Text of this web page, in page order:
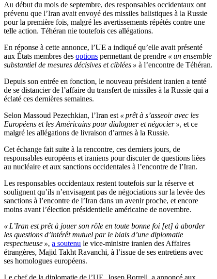
Au début du mois de septembre, des responsables occidentaux ont
prévenu que l’Iran avait envoyé des missiles balistiques à la Russie
pour la première fois, malgré les avertissements répétés contre une
telle action. Téhéran nie toutefois ces allégations.
En réponse à cette annonce, l’UE a indiqué qu’elle avait présenté
aux États membres des options permettant de prendre « un ensemble
substantiel de mesures décisives et ciblées » à l’encontre de Téhéran.
Depuis son entrée en fonction, le nouveau président iranien a tenté
de se distancier de l’affaire du transfert de missiles à la Russie qui a
éclaté ces dernières semaines.
Selon Massoud Pezechkian, l’Iran est « prêt à s’asseoir avec les
Européens et les Américains pour dialoguer et négocier », et ce
malgré les allégations de livraison d’armes à la Russie.
Cet échange fait suite à la rencontre, ces derniers jours, de
responsables européens et iraniens pour discuter de questions liées
au nucléaire et aux sanctions occidentales à l’encontre de l’Iran.
Les responsables occidentaux restent toutefois sur la réserve et
soulignent qu’ils n’envisagent pas de négociations sur la levée des
sanctions à l’encontre de l’Iran dans un avenir proche, et encore
moins avant l’élection présidentielle américaine de novembre.
« L’Iran est prêt à jouer son rôle en toute bonne foi [et] à aborder
les questions d’intérêt mutuel par le biais d’une diplomatie
respectueuse », a soutenu le vice-ministre iranien des Affaires
étrangères, Majid Takht Ravanchi, à l’issue de ses entretiens avec
ses homologues européens.